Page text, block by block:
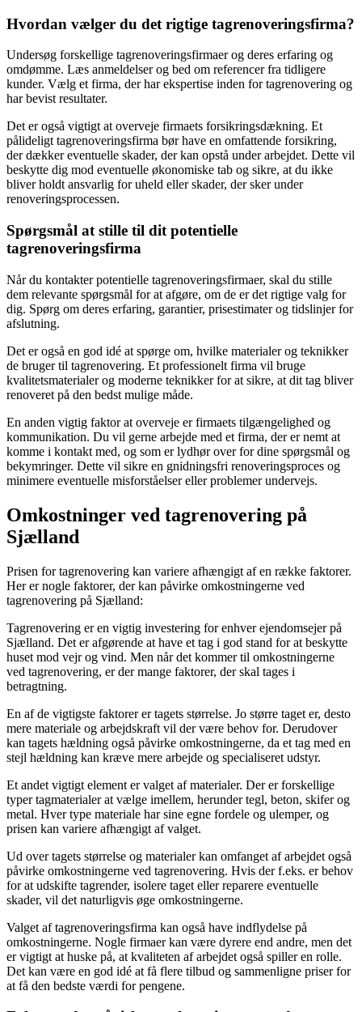
Hvordan vælger du det rigtige tagrenoveringsfirma?
Undersøg forskellige tagrenoveringsfirmaer og deres erfaring og
omdømme. Læs anmeldelser og bed om referencer fra tidligere
kunder. Vælg et firma, der har ekspertise inden for tagrenovering og
har bevist resultater.
Det er også vigtigt at overveje firmaets forsikringsdækning. Et
pålideligt tagrenoveringsfirma bør have en omfattende forsikring,
der dækker eventuelle skader, der kan opstå under arbejdet. Dette vil
beskytte dig mod eventuelle økonomiske tab og sikre, at du ikke
bliver holdt ansvarlig for uheld eller skader, der sker under
renoveringsprocessen.
Spørgsmål at stille til dit potentielle
tagrenoveringsfirma
Når du kontakter potentielle tagrenoveringsfirmaer, skal du stille
dem relevante spørgsmål for at afgøre, om de er det rigtige valg for
dig. Spørg om deres erfaring, garantier, prisestimater og tidslinjer for
afslutning.
Det er også en god idé at spørge om, hvilke materialer og teknikker
de bruger til tagrenovering. Et professionelt firma vil bruge
kvalitetsmaterialer og moderne teknikker for at sikre, at dit tag bliver
renoveret på den bedst mulige måde.
En anden vigtig faktor at overveje er firmaets tilgængelighed og
kommunikation. Du vil gerne arbejde med et firma, der er nemt at
komme i kontakt med, og som er lydhør over for dine spørgsmål og
bekymringer. Dette vil sikre en gnidningsfri renoveringsproces og
minimere eventuelle misforståelser eller problemer undervejs.
Omkostninger ved tagrenovering på
Sjælland
Prisen for tagrenovering kan variere afhængigt af en række faktorer.
Her er nogle faktorer, der kan påvirke omkostningerne ved
tagrenovering på Sjælland:
Tagrenovering er en vigtig investering for enhver ejendomsejer på
Sjælland. Det er afgørende at have et tag i god stand for at beskytte
huset mod vejr og vind. Men når det kommer til omkostningerne
ved tagrenovering, er der mange faktorer, der skal tages i
betragtning.
En af de vigtigste faktorer er tagets størrelse. Jo større taget er, desto
mere materiale og arbejdskraft vil der være behov for. Derudover
kan tagets hældning også påvirke omkostningerne, da et tag med en
stejl hældning kan kræve mere arbejde og specialiseret udstyr.
Et andet vigtigt element er valget af materialer. Der er forskellige
typer tagmaterialer at vælge imellem, herunder tegl, beton, skifer og
metal. Hver type materiale har sine egne fordele og ulemper, og
prisen kan variere afhængigt af valget.
Ud over tagets størrelse og materialer kan omfanget af arbejdet også
påvirke omkostningerne ved tagrenovering. Hvis der f.eks. er behov
for at udskifte tagrender, isolere taget eller reparere eventuelle
skader, vil det naturligvis øge omkostningerne.
Valget af tagrenoveringsfirma kan også have indflydelse på
omkostningerne. Nogle firmaer kan være dyrere end andre, men det
er vigtigt at huske på, at kvaliteten af arbejdet også spiller en rolle.
Det kan være en god idé at få flere tilbud og sammenligne priser for
at få den bedste værdi for pengene.